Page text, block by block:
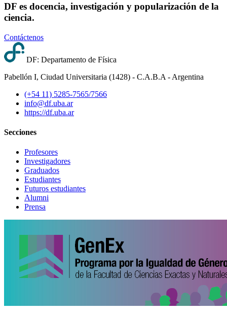
DF es docencia, investigación y popularización de la
ciencia.
Contáctenos
DF: Departamento de Física
Pabellón I, Ciudad Universitaria (1428) - C.A.B.A - Argentina
(+54 11) 5285-7565/7566
info@df.uba.ar
https://df.uba.ar
Secciones
Profesores
Investigadores
Graduados
Estudiantes
Futuros estudiantes
Alumni
Prensa